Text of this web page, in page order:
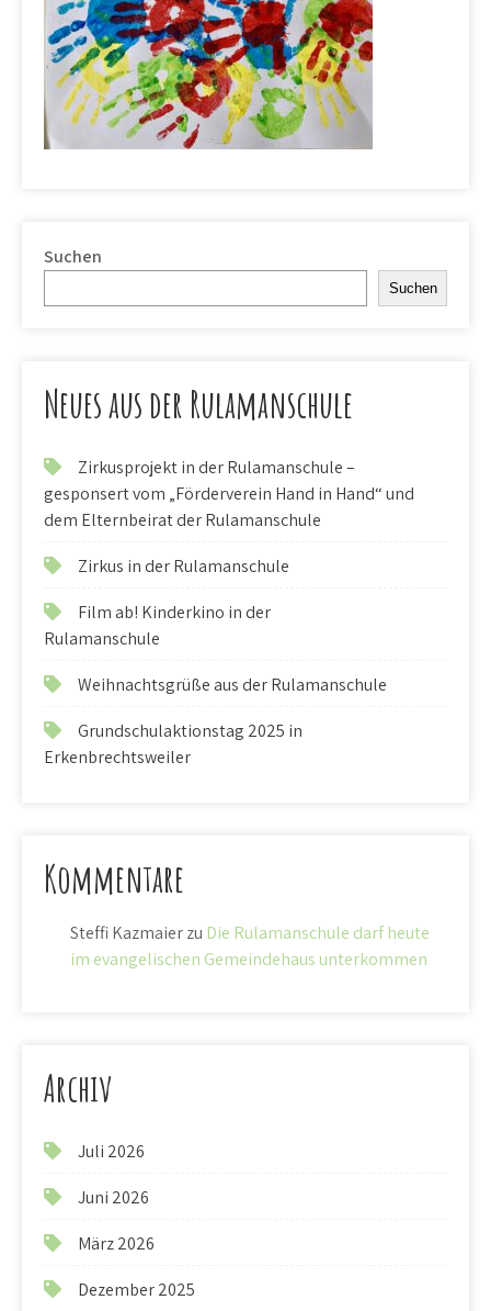
Suchen
Suchen
Neues aus der Rulamanschule
Zirkusprojekt in der Rulamanschule –
gesponsert vom „Förderverein Hand in Hand“ und
dem Elternbeirat der Rulamanschule
Zirkus in der Rulamanschule
Film ab! Kinderkino in der
Rulamanschule
Weihnachtsgrüße aus der Rulamanschule
Grundschulaktionstag 2025 in
Erkenbrechtsweiler
Kommentare
Steffi Kazmaierzu Die Rulamanschule darf heute
im evangelischen Gemeindehaus unterkommen
Archiv
Juli 2026
Juni 2026
März 2026
Dezember 2025